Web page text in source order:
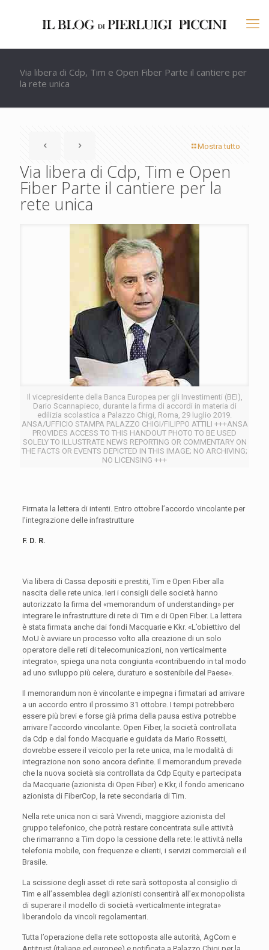
Via libera di Cdp, Tim e Open Fiber Parte il cantiere per
la rete unica
Mostra tutto
Via libera di Cdp, Tim e Open
Fiber Parte il cantiere per la
rete unica
Il vicepresidente della Banca Europea per gli Investimenti (BEI),
Dario Scannapieco, durante la firma di accordi in materia di
edilizia scolastica a Palazzo Chigi, Roma, 29 luglio 2019.
ANSA/UFFICIO STAMPA PALAZZO CHIGI/FILIPPO ATTILI +++ANSA
PROVIDES ACCESS TO THIS HANDOUT PHOTO TO BE USED
SOLELY TO ILLUSTRATE NEWS REPORTING OR COMMENTARY ON
THE FACTS OR EVENTS DEPICTED IN THIS IMAGE; NO ARCHIVING;
NO LICENSING +++
Firmata la lettera di intenti. Entro ottobre l’accordo vincolante per
l’integrazione delle infrastrutture
F. D. R.
Via libera di Cassa depositi e prestiti, Tim e Open Fiber alla
nascita delle rete unica. Ieri i consigli delle società hanno
autorizzato la firma del «memorandum of understanding» per
integrare le infrastrutture di rete di Tim e di Open Fiber. La lettera
è stata firmata anche dai fondi Macquarie e Kkr. «L’obiettivo del
MoU è avviare un processo volto alla creazione di un solo
operatore delle reti di telecomunicazioni, non verticalmente
integrato», spiega una nota congiunta «contribuendo in tal modo
ad uno sviluppo più celere, duraturo e sostenibile del Paese».
Il memorandum non è vincolante e impegna i firmatari ad arrivare
a un accordo entro il prossimo 31 ottobre. I tempi potrebbero
essere più brevi e forse già prima della pausa estiva potrebbe
arrivare l’accordo vincolante. Open Fiber, la società controllata
da Cdp e dal fondo Macquarie e guidata da Mario Rossetti,
dovrebbe essere il veicolo per la rete unica, ma le modalità di
integrazione non sono ancora definite. Il memorandum prevede
che la nuova società sia controllata da Cdp Equity e partecipata
da Macquarie (azionista di Open Fiber) e Kkr, il fondo americano
azionista di FiberCop, la rete secondaria di Tim.
Nella rete unica non ci sarà Vivendi, maggiore azionista del
gruppo telefonico, che potrà restare concentrata sulle attività
che rimarranno a Tim dopo la cessione della rete: le attività nella
telefonia mobile, con frequenze e clienti, i servizi commerciali e il
Brasile.
La scissione degli asset di rete sarà sottoposta al consiglio di
Tim e all’assemblea degli azionisti consentirà all’ex monopolista
di superare il modello di società «verticalmente integrata»
liberandolo da vincoli regolamentari.
Tutta l’operazione della rete sottoposta alle autorità, AgCom e